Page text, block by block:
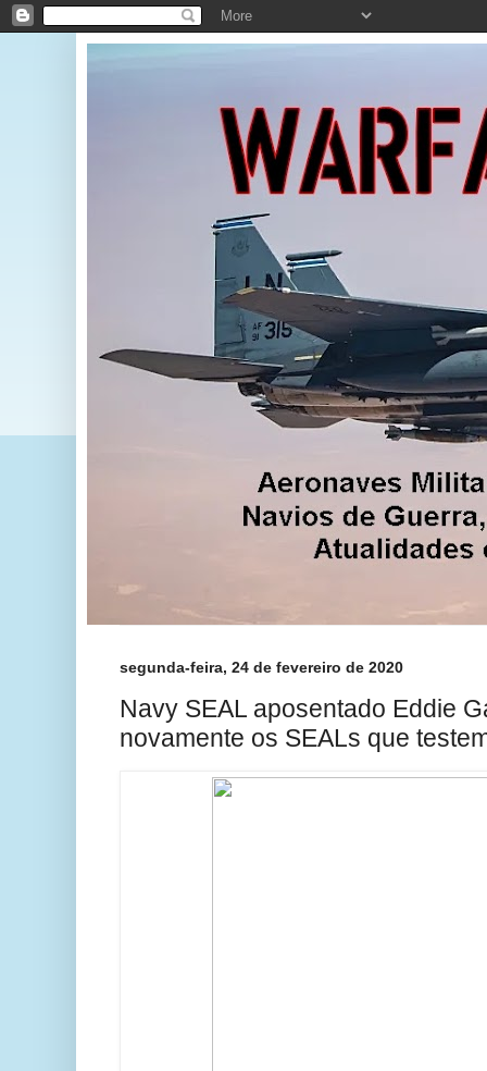
segunda-feira, 24 de fevereiro de 2020
Navy SEAL aposentado Eddie
novamente os SEALs que